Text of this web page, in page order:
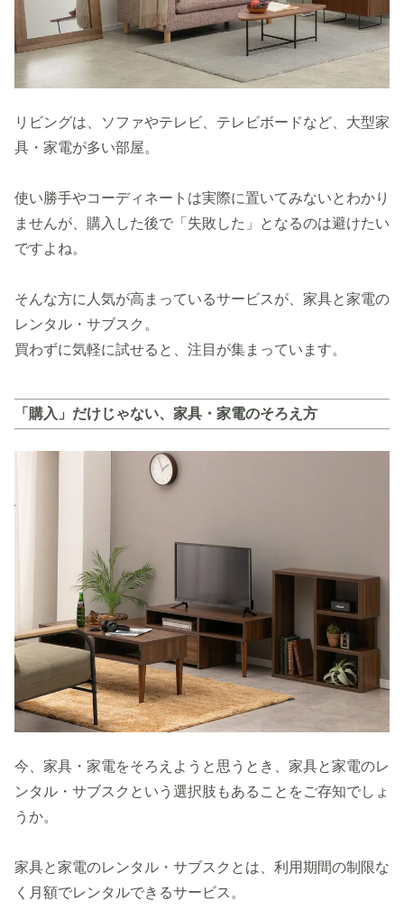
リビングは、ソファやテレビ、テレビボードなど、大型家
具・家電が多い部屋。
使い勝手やコーディネートは実際に置いてみないとわかり
ませんが、購入した後で「失敗した」となるのは避けたい
ですよね。
そんな方に人気が高まっているサービスが、家具と家電の
レンタル・サブスク。
買わずに気軽に試せると、注目が集まっています。
「購入」だけじゃない、家具・家電のそろえ方
今、家具・家電をそろえようと思うとき、家具と家電のレ
ンタル・サブスクという選択肢もあることをご存知でしょ
うか。
家具と家電のレンタル・サブスクとは、利用期間の制限な
く月額でレンタルできるサービス。